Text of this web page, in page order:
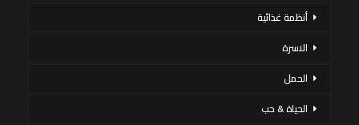
أنظمة غذائية
الاسرة
الحمل
الحياة & حب